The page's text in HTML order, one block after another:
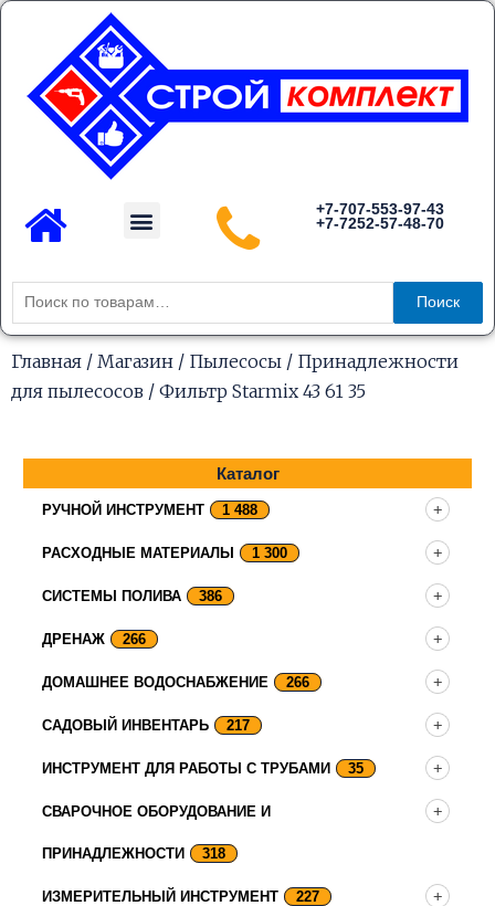
Перейти
содержимому
Menu
+7-707-553-97-43
+7-7252-57-48-70
Искать:
Поиск
Главная / Магазин / Пылесосы / Принадлежности
для пылесосов / Фильтр Starmix 43 61 35
Каталог
РУЧНОЙ ИНСТРУМЕНТ 1 488
РАСХОДНЫЕ МАТЕРИАЛЫ 1 300
СИСТЕМЫ ПОЛИВА 386
ДРЕНАЖ 266
ДОМАШНЕЕ ВОДОСНАБЖЕНИЕ 266
САДОВЫЙ ИНВЕНТАРЬ 217
ИНСТРУМЕНТ ДЛЯ РАБОТЫ С ТРУБАМИ 35
СВАРОЧНОЕ ОБОРУДОВАНИЕ И
ПРИНАДЛЕЖНОСТИ 318
ИЗМЕРИТЕЛЬНЫЙ ИНСТРУМЕНТ 227